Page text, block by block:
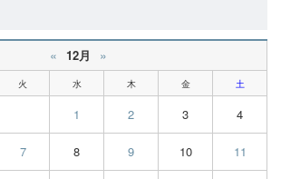
« 12月 »
火 水 木 金 土
1 2 3 4
7 8 9 10 11